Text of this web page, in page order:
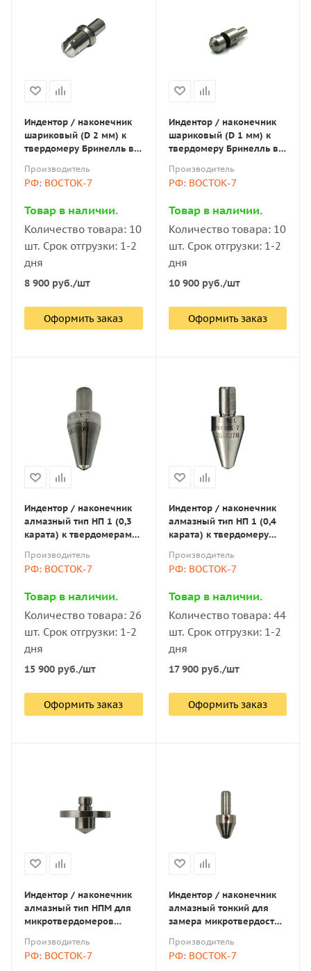
Индентор / наконечник
шариковый (D 2 мм) к
твердомеру Бринелль в
Производитель
РФ: ВОСТОК-7
Товар в наличии.
Количество товара: 10
шт. Срок отгрузки: 1-2
дня
8 900 руб./шт
Оформить заказ
Индентор / наконечник
шариковый (D 1 мм) к
твердомеру Бринелль в
Производитель
РФ: ВОСТОК-7
Товар в наличии.
Количество товара: 10
шт. Срок отгрузки: 1-2
дня
10 900руб./шт
Оформить заказ
Индентор / наконечник
алмазный тип НП 1 (0,3
карата) к твердомерам
Производитель
РФ: ВОСТОК-7
Товар в наличии.
Количество товара: 26
шт. Срок отгрузки: 1-2
дня
15 900 руб./шт
Оформить заказ
Индентор / наконечник
алмазный тип НП 1 (0,4
карата) к твердомеру
81
Производитель
РФ: ВОСТОК-7
Товар в наличии.
Количество товара: 44
шт. Срок отгрузки: 1-2
дня
17 900руб./шт
Оформить заказ
Индентор / наконечник
алмазный тип НПМ для
микротвердомеров
9377-81
Производитель
РФ: ВОСТОК-7
Индентор / наконечник
алмазный тонкий для
замера микротвердости
ПМТ-3(М) В7 по ГОСТ
9377-81
Производитель
РФ: ВОСТОК-7